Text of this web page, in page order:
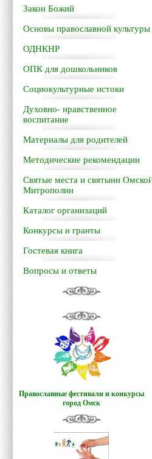
Закон Божий
Основы православной культуры
ОДНКНР
ОПК для дошкольников
Социокультурные истоки
Духовно- нравственное
воспитание
Материалы для родителей
Методические рекомендации
Святые места и святыни Омской
Митрополии
Каталог организаций
Конкурсы и гранты
Гостевая книга
Вопросы и ответы
Православные фестивали и конкурсы
город Омск